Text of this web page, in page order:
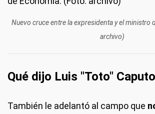
Nuevo cruce entre la expresidenta y el ministro
archivo)
Qué dijo Luis "Toto" Caputo
También le adelantó al campo que